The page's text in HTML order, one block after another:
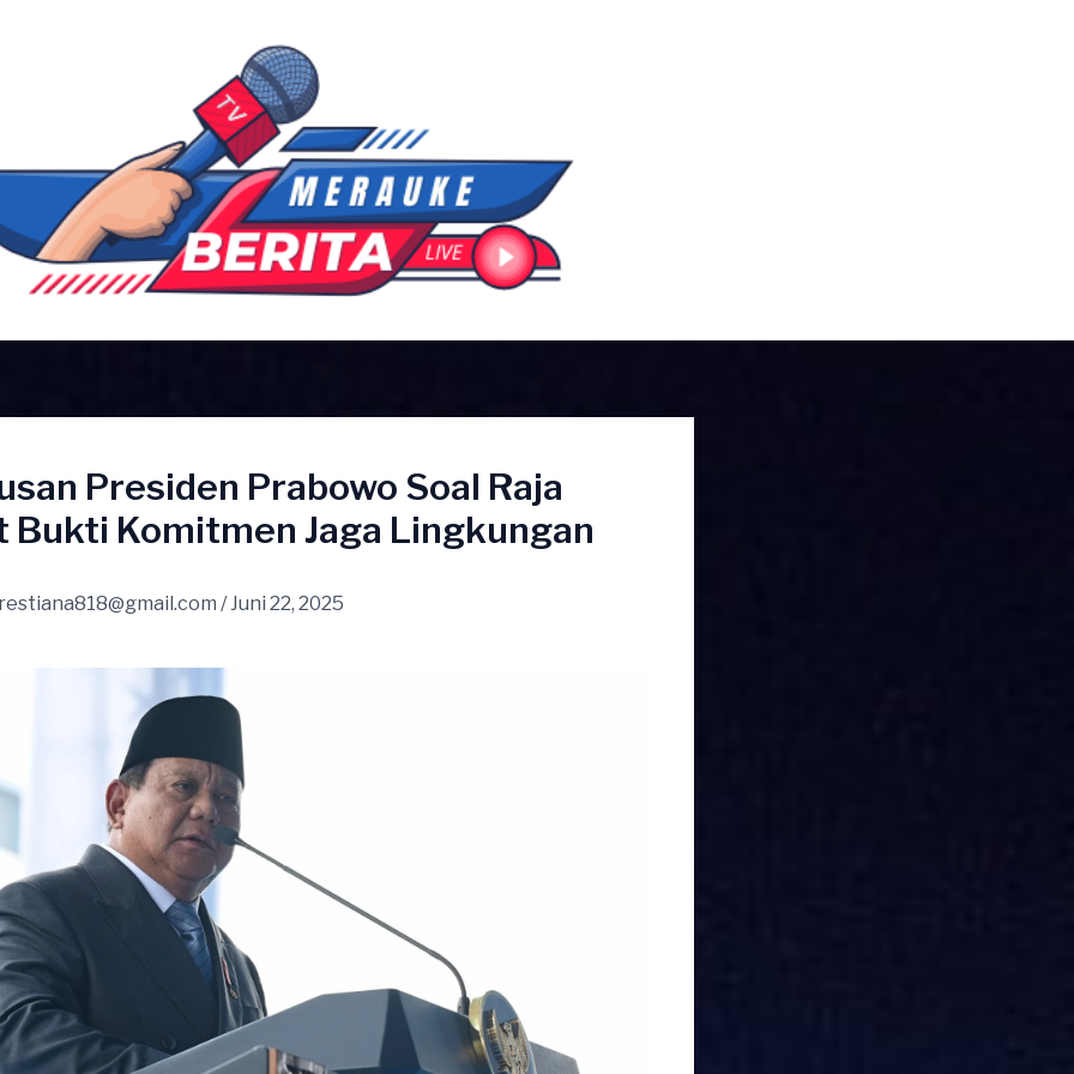
Presiden Prabowo Soal Raja
Bukti Komitmen Jaga Lingkungan
/Juni 22, 2025